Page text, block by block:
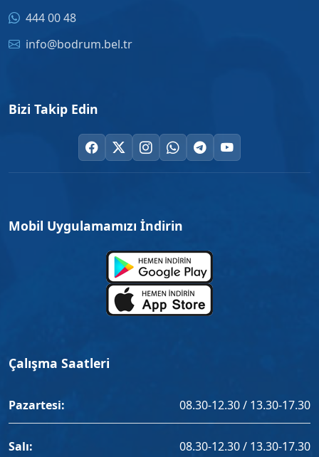
444 00 48
info@bodrum.bel.tr
Bizi Takip Edin
Mobil Uygulamamızı İndirin
Çalışma Saatleri
Pazartesi: 08.30-12.30 / 13.30-17.30
Salı: 08.30-12.30 / 13.30-17.30